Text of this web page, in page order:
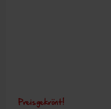
Preisgekrönt!